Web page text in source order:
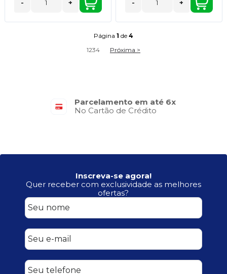
- + - +
Página 1 de 4
1234 Próxima >
Parcelamento em até 6x
No Cartão de Crédito
Inscreva-se agora!
Quer receber com exclusividade as melhores
ofertas?